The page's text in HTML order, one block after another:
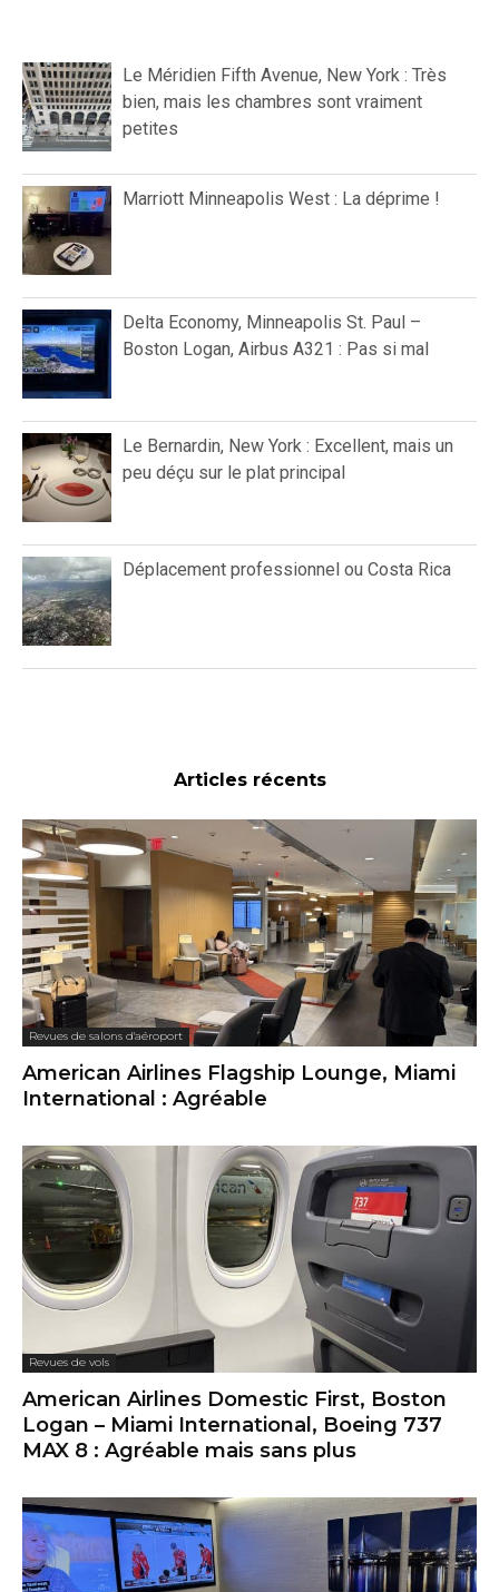
Le Méridien Fifth Avenue, New York : Très
bien, mais les chambres sont vraiment
petites
Marriott Minneapolis West : La déprime !
Delta Economy, Minneapolis St. Paul –
Boston Logan, Airbus A321 : Pas si mal
Le Bernardin, New York : Excellent, mais un
peu déçu sur le plat principal
Déplacement professionnel ou Costa Rica
Articles récents
Revues de salons d'aéroport
American Airlines Flagship Lounge, Miami
International : Agréable
Revues de vols
American Airlines Domestic First, Boston
Logan – Miami International, Boeing 737
MAX 8 : Agréable mais sans plus